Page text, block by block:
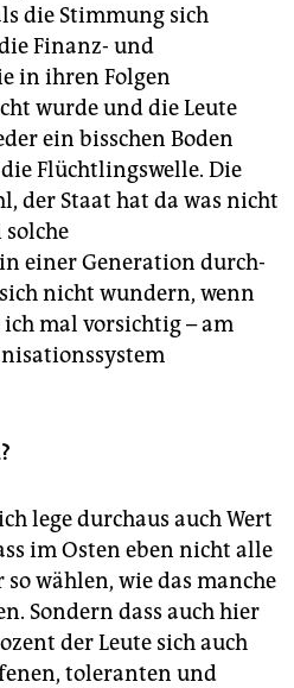
die Stimmung sich
Finanz- und
in ihren Folgen
wurde und die Leute
ein bisschen Boden
Flüchtlingswelle. Die
der Staat hat da was nicht
einer Generation durch­
nicht wundern, wenn
ich mal vorsichtig – am
lege durchaus auch Wert
im Osten eben nicht alle
wählen, wie das manche
Sondern dass auch hier
der Leute sich auch
toleranten und